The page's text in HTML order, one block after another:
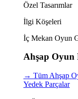
Özel Tasarımlar
İlgi Köşeleri
İç Mekan Oyun
Ahşap Oyun
→ Tüm Ahşap
Yedek Parçalar